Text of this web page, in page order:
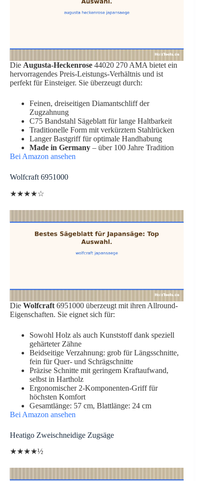
Die Augusta-Heckenrose 44020 270 AMA bietet ein
hervorragendes Preis-Leistungs-Verhältnis und ist
perfekt für Einsteiger. Sie überzeugt durch:
Feinen, dreiseitigen Diamantschliff der
Zugzahnung
C75 Bandstahl Sägeblatt für lange Haltbarkeit
Traditionelle Form mit verkürztem Stahlrücken
Langer Bastgriff für optimale Handhabung
Made in Germany – über 100 Jahre Tradition
Bei Amazon ansehen
Wolfcraft 6951000
★★★★☆
Die Wolfcraft 6951000 überzeugt mit ihren Allround-
Eigenschaften. Sie eignet sich für:
Sowohl Holz als auch Kunststoff dank speziell
gehärteter Zähne
Beidseitige Verzahnung: grob für Längsschnitte,
fein für Quer- und Schrägschnitte
Präzise Schnitte mit geringem Kraftaufwand,
selbst in Hartholz
Ergonomischer 2-Komponenten-Griff für
höchsten Komfort
Gesamtlänge: 57 cm, Blattlänge: 24 cm
Bei Amazon ansehen
Heatigo Zweischneidige Zugsäge
★★★★½